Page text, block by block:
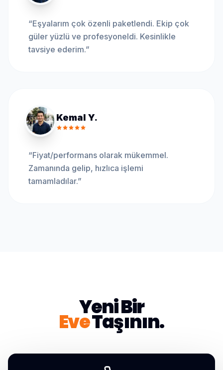
“Eşyalarım çok özenli paketlendi. Ekip çok
güler yüzlü ve profesyoneldi. Kesinlikle
tavsiye ederim.”
Kemal Y.
“Fiyat/performans olarak mükemmel.
Zamanında gelip, hızlıca işlemi
tamamladılar.”
Yeni Bir
EveTaşının.